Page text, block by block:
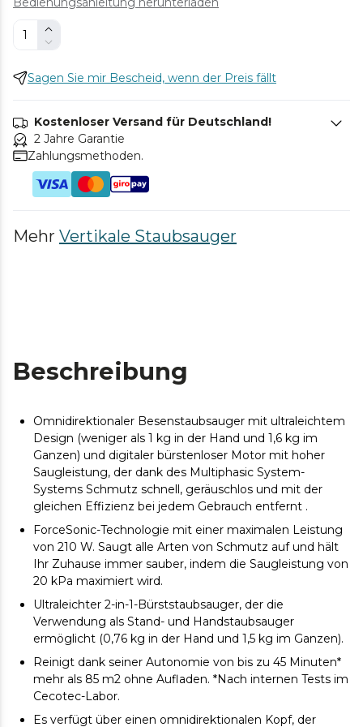
Sagen Sie mir Bescheid, wenn der Preis fällt
Kostenloser Versand für Deutschland!
2 Jahre Garantie
Zahlungsmethoden.
Mehr Vertikale Staubsauger
Beschreibung
Omnidirektionaler Besenstaubsauger mit ultraleichtem
Design (weniger als 1 kg in der Hand und 1,6 kg im
Ganzen) und digitaler bürstenloser Motor mit hoher
Saugleistung, der dank des Multiphasic System-
Systems Schmutz schnell, geräuschlos und mit der
gleichen Effizienz bei jedem Gebrauch entfernt .
ForceSonic-Technologie mit einer maximalen Leistung
von 210 W. Saugt alle Arten von Schmutz auf und hält
Ihr Zuhause immer sauber, indem die Saugleistung von
20 kPa maximiert wird.
Ultraleichter 2-in-1-Bürststaubsauger, der die
Verwendung als Stand- und Handstaubsauger
ermöglicht (0,76 kg in der Hand und 1,5 kg im Ganzen).
Reinigt dank seiner Autonomie von bis zu 45 Minuten*
mehr als 85 m2 ohne Aufladen. *Nach internen Tests im
Cecotec-Labor.
Es verfügt über einen omnidirektionalen Kopf, der